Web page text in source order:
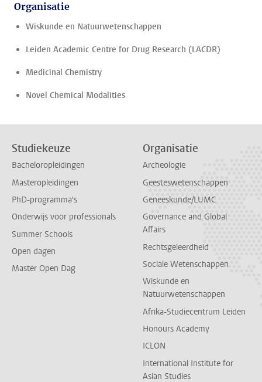
Organisatie
Wiskunde en Natuurwetenschappen
Leiden Academic Centre for Drug Research (LACDR)
Medicinal Chemistry
Novel Chemical Modalities
Studiekeuze
Bacheloropleidingen
Masteropleidingen
PhD-programma's
Onderwijs voor professionals
Summer Schools
Open dagen
Master Open Dag
Organisatie
Archeologie
Geesteswetenschappen
Geneeskunde/LUMC
Governance and Global
Affairs
Rechtsgeleerdheid
Sociale Wetenschappen
Wiskunde en
Natuurwetenschappen
Afrika-Studiecentrum Leiden
Honours Academy
ICLON
International Institute for
Asian Studies